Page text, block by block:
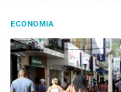
ECONOMIA